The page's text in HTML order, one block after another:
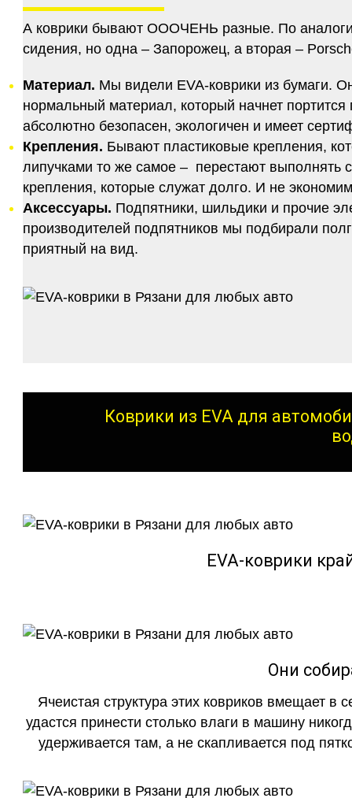
А коврики бывают ОООЧЕНЬ разные. По
сидения, но одна – Запорожец, а вторая –
Материал. Мы видели EVA-коврики из бумаги.
нормальный материал, который начнет
абсолютно безопасен, экологичен и имеет
Крепления. Бывают пластиковые крепления,
липучками то же самое – перестают
крепления, которые служат долго. И не
Аксессуары. Подпятники, шильдики и прочие
производителей подпятников мы подбирали
приятный на вид.
Коврики из EVA для
EVA-коврики
Они
Ячеистая структура этих ковриков вмещает в
удастся принести столько влаги в машину
удерживается там, а не скапливается под